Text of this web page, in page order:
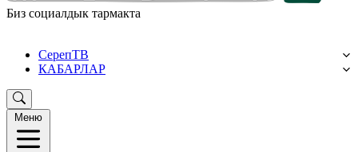
Биз социалдык тармакта
СерепТВ
КАБАРЛАР
Меню